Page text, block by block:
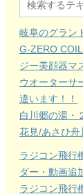
岐阜のグラン
G-ZERO
ジー美顔器マ
ウオーターサ
違います！！
白川郷の湯・
花見/あさひ
ラジコン飛
ダー・動画追
ラジコン飛